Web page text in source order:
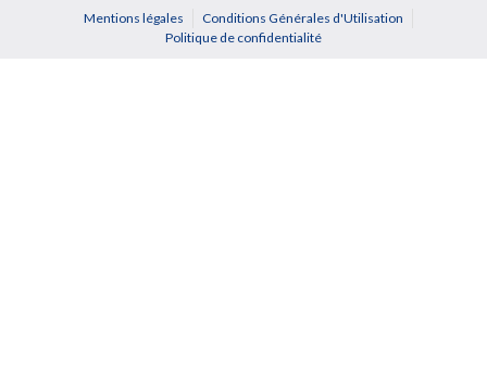
Mentions légales
Conditions Générales d'Utilisation
Politique de confidentialité